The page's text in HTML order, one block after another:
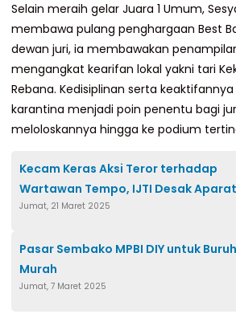
Selain meraih gelar Juara 1 Umum,
membawa pulang penghargaan Best
dewan juri, ia membawakan
mengangkat kearifan lokal yakni tari
Rebana. Kedisiplinan serta
karantina menjadi poin penentu bagi
meloloskannya hingga ke podium
Kecam Keras Aksi Teror terhadap
Wartawan Tempo, IJTI Desak Aparat
Tindak Tegas Pelaku
Jumat, 21 Maret 2025
Pasar Sembako MPBI DIY untuk
Murah
Jumat, 7 Maret 2025